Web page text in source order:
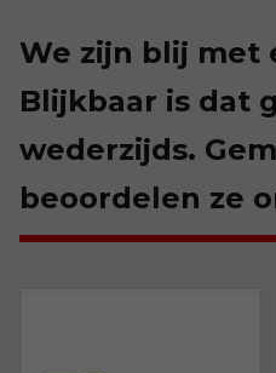
We zijn blij met
Blijkbaar is dat
wederzijds.
beoordelen ze